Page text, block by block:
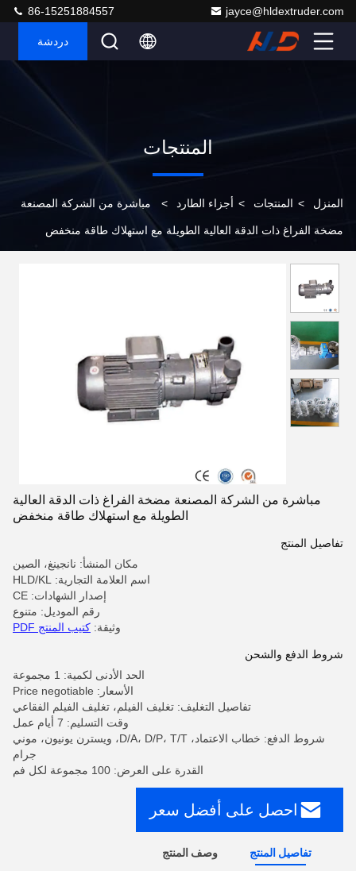
jayce@hldextruder.com
86-15251884557
دردشة
المنتجات
المنزل > المنتجات > أجزاء الطارد > مباشرة من الشركة المصنعة
مضخة الفراغ ذات الدقة العالية الطويلة مع استهلاك طاقة منخفض
مباشرة من الشركة المصنعة مضخة الفراغ ذات الدقة العالية
الطويلة مع استهلاك طاقة منخفض
تفاصيل المنتج
مكان المنشأ: نانجينغ، الصين
اسم العلامة التجارية: HLD/KL
إصدار الشهادات: CE
رقم الموديل: متنوع
وثيقة: كتيب المنتج PDF
شروط الدفع والشحن
الحد الأدنى لكمية: 1 مجموعة
الأسعار: Price negotiable
تفاصيل التغليف: تغليف الفيلم، تغليف الفيلم الفقاعي
وقت التسليم: 7 أيام عمل
شروط الدفع: خطاب الاعتماد، D/A، D/P، T/T، ويسترن يونيون، موني
جرام
القدرة على العرض: 100 مجموعة لكل فم
احصل على أفضل سعر
تفاصيل المنتج وصف المنتج